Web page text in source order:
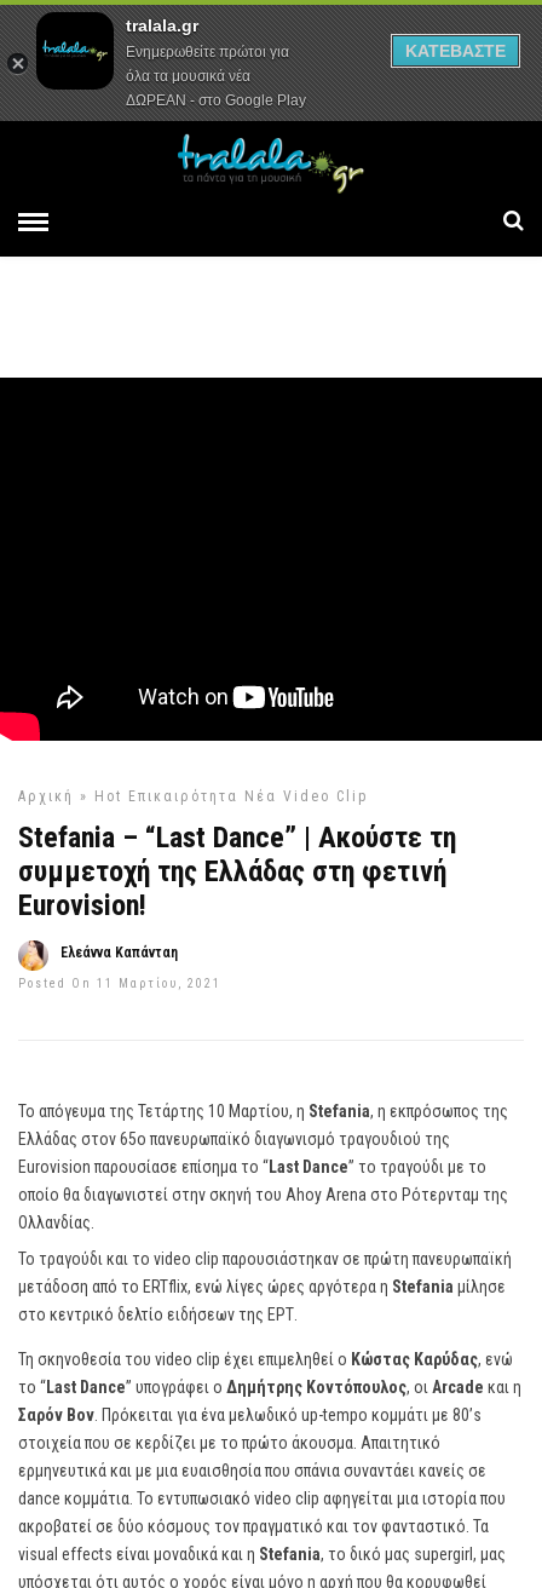
Αρχική Συνεντεύξεις Ρεπορτάζ
Αρχική » Hot Επικαιρότητα Νέα Video Clip
Stefania – “Last Dance” | Ακούστε τη
συμμετοχή της Ελλάδας στη φετινή
Eurovision!
Ελεάννα Καπάνταη
Posted On 11 Μαρτίου, 2021
Το απόγευμα της Τετάρτης 10 Μαρτίου, η Stefania, η εκπρόσωπος της
Ελλάδας στον 65o πανευρωπαϊκό διαγωνισμό τραγουδιού της
Eurovision παρουσίασε επίσημα το “Last Dance” το τραγούδι με το
οποίο θα διαγωνιστεί στην σκηνή του Ahoy Arena στο Ρότερνταμ της
Ολλανδίας.
To τραγούδι και το video clip παρουσιάστηκαν σε πρώτη πανευρωπαϊκή
μετάδοση από το ERTflix, ενώ λίγες ώρες αργότερα η Stefania μίλησε
στο κεντρικό δελτίο ειδήσεων της ΕΡΤ.
Τη σκηνοθεσία του video clip έχει επιμεληθεί ο Κώστας Καρύδας, ενώ
το “Last Dance” υπογράφει ο Δημήτρης Κοντόπουλος, οι Arcade και η
Σαρόν Βον . Πρόκειται για ένα μελωδικό up-tempo κομμάτι με 80’s
στοιχεία που σε κερδίζει με το πρώτο άκουσμα. Απαιτητικό
ερμηνευτικά και με μια ευαισθησία που σπάνια συναντάει κανείς σε
dance κομμάτια. Το εντυπωσιακό video clip αφηγείται μια ιστορία που
ακροβατεί σε δύο κόσμους τον πραγματικό και τον φανταστικό. Τα
visual effects είναι μοναδικά και η Stefania, το δικό μας supergirl, μας
υπόσχεται ότι αυτός ο χορός είναι μόνο η αρχή που θα κορυφωθεί
tralala.gr
Ενημερωθείτε πρώτοι για
όλα τα μουσικά νέα
ΔΩΡΕΑΝ - στο Google Play
ΚΑΤΕΒΑΣΤΕ